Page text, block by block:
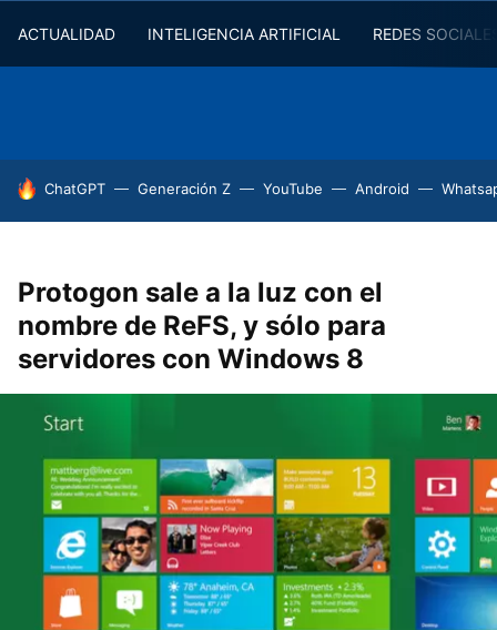
ACTUALIDAD INTELIGENCIA ARTIFICIAL REDES
HOY SE HABLA DE
ChatGPT Generación Z YouTube Android
Protogon sale a la luz con el
nombre de ReFS, y sólo para
servidores con Windows 8